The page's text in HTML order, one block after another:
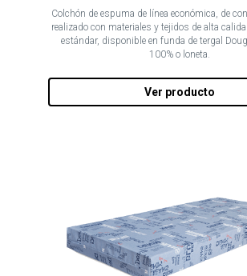
Colchón de espuma de línea económica, de
realizado con materiales y tejidos de alta
estándar, disponible en funda de tergal
100% o loneta.
Ver producto